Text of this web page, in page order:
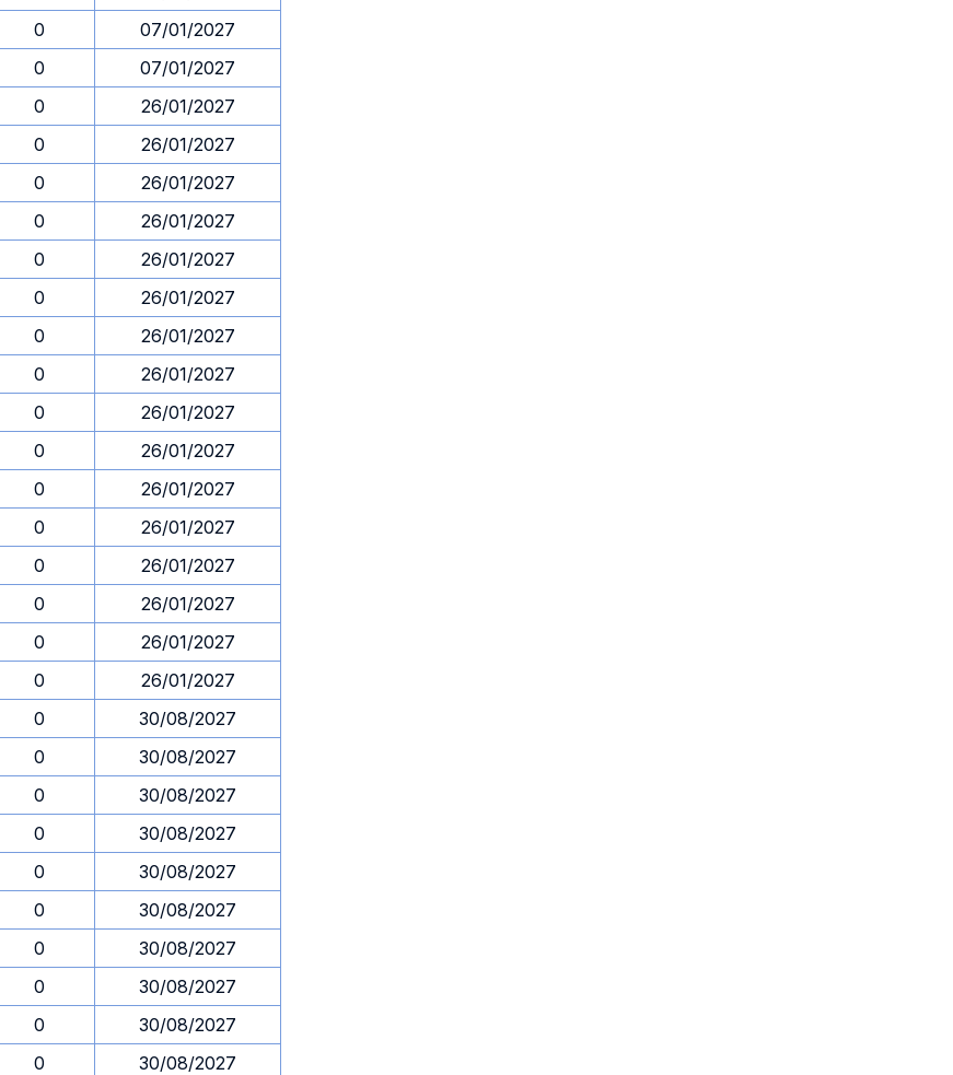
0
07/01/2027
0
07/01/2027
0
26/01/2027
0
26/01/2027
0
26/01/2027
0
26/01/2027
0
26/01/2027
0
26/01/2027
0
26/01/2027
0
26/01/2027
0
26/01/2027
0
26/01/2027
0
26/01/2027
0
26/01/2027
0
26/01/2027
0
26/01/2027
0
26/01/2027
0
26/01/2027
0
30/08/2027
0
30/08/2027
0
30/08/2027
0
30/08/2027
0
30/08/2027
0
30/08/2027
0
30/08/2027
0
30/08/2027
0
30/08/2027
0
30/08/2027